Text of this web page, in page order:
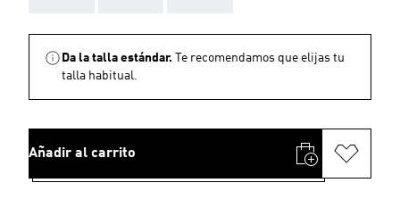
Da la talla estándar.
Te recomendamos que elijas tu
talla habitual.
Añadir al carrito